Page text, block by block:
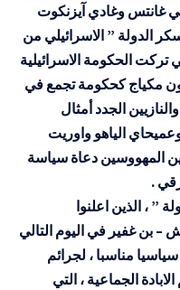
غانتس وغادي آيزنكوت
الدولة ” الاسرائيلي من
تركت الحكومة الاسرائيلية
مكياج كحكومة تجمع في
الجدد أمثال
الياهو واوريت
المهووسين دعاة سياسة
.
، الذين اعلنوا
– بن غفير في اليوم التالي
مناسبا ، لجرائم
الجماعية ، التي